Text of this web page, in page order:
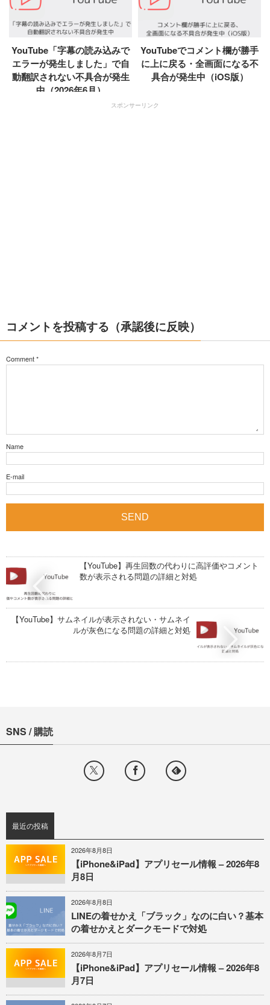
YouTube「字幕の読み込みで
エラーが発生しました」で自
動翻訳されない不具合が発生
中（2026年6月）
YouTubeでコメント欄が勝手
に上に戻る・全画面になる不
具合が発生中（iOS版）
スポンサーリンク
コメントを投稿する（承認後に反映）
Comment*
Name
E-mail
【YouTube】再生回数の代わりに高評価やコメント
数が表示される問題の詳細と対処
【YouTube】サムネイルが表示されない・サムネイ
ルが灰色になる問題の詳細と対処
SNS / 購読
最近の投稿
2026年8月8日
【iPhone&iPad】アプリセール情報 – 2026年8
月8日
2026年8月8日
LINEの着せかえ「ブラック」なのに白い？基本
の着せかえとダークモードで対処
2026年8月7日
【iPhone&iPad】アプリセール情報 – 2026年8
月7日